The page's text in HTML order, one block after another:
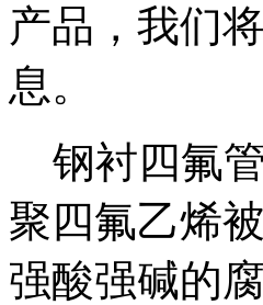
产品，我们
息。
钢衬四氟
聚四氟乙烯
强酸强碱的